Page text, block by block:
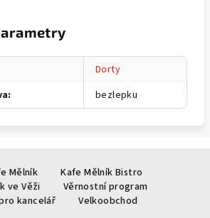
Dorty
: bezlepku
Mělník
Kafe Mělník Bistro
ve Věži
Věrnostní program
kancelář
Velkoobchod